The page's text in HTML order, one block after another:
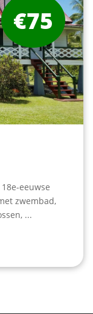
eeuwse
zwembad,
...
€75